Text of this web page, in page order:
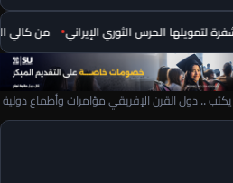
الحرس الثوري الإيراني من كالي
.. دول القرن الإفريقي مؤامرات وأطماع دولية